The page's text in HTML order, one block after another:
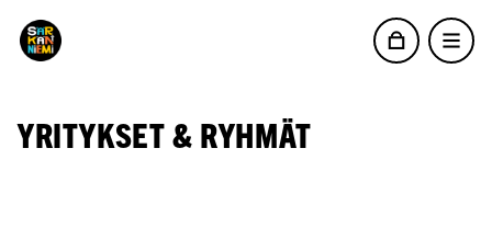
YRITYKSET & RYHMÄT